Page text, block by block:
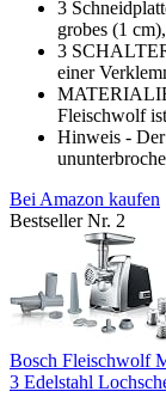
3
grobes (1
3
einer
Fleischwolf
Hinweis -
Bei Amazon kaufen
Bestseller Nr. 2
Bosch Fleischwolf
3 Edelstahl